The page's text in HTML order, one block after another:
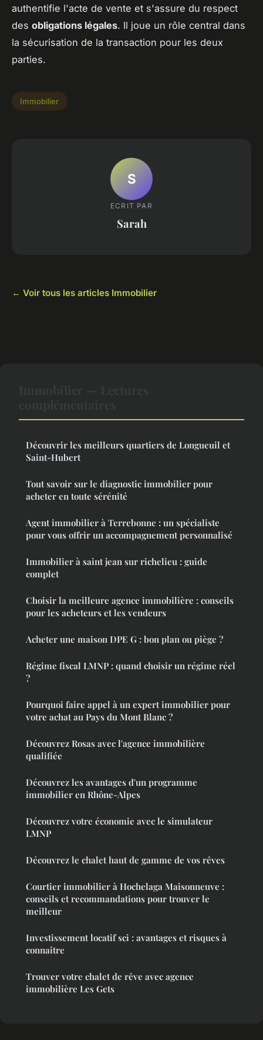
authentifie l'acte de vente et s'assure du respect
des obligations légales. Il joue un rôle central dans
la sécurisation de la transaction pour les deux
parties.
Immobilier
S
ECRIT PAR
Sarah
← Voir tous les articles Immobilier
Découvrir les meilleurs quartiers de Longueuil et
Saint-Hubert
Tout savoir sur le diagnostic immobilier pour
acheter en toute sérénité
Agent immobilier à Terrebonne : un spécialiste
pour vous offrir un accompagnement personnalisé
Immobilier à saint jean sur richelieu : guide
complet
Choisir la meilleure agence immobilière : conseils
pour les acheteurs et les vendeurs
Acheter une maison DPE G : bon plan ou piège ?
Régime fiscal LMNP : quand choisir un régime réel
?
Pourquoi faire appel à un expert immobilier pour
votre achat au Pays du Mont Blanc ?
Découvrez Rosas avec l'agence immobilière
qualifiée
Découvrez les avantages d'un programme
immobilier en Rhône-Alpes
Découvrez votre économie avec le simulateur
LMNP
Découvrez le chalet haut de gamme de vos rêves
Courtier immobilier à Hochelaga Maisonneuve :
conseils et recommandations pour trouver le
meilleur
Investissement locatif sci : avantages et risques à
connaître
Trouver votre chalet de rêve avec agence
immobilière Les Gets